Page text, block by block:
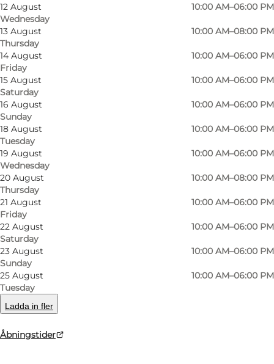
12 August
Wednesday
10:00 AM–06:00 PM
13 August
Thursday
10:00 AM–08:00 PM
14 August
Friday
10:00 AM–06:00 PM
15 August
Saturday
10:00 AM–06:00 PM
16 August
Sunday
10:00 AM–06:00 PM
18 August
Tuesday
10:00 AM–06:00 PM
19 August
Wednesday
10:00 AM–06:00 PM
20 August
Thursday
10:00 AM–08:00 PM
21 August
Friday
10:00 AM–06:00 PM
22 August
Saturday
10:00 AM–06:00 PM
23 August
Sunday
10:00 AM–06:00 PM
25 August
Tuesday
10:00 AM–06:00 PM
Ladda in fler
Åbningstider
Photo
Design Museum Danmark
©